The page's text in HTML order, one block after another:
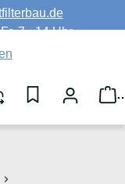
7 - 14 Uhr